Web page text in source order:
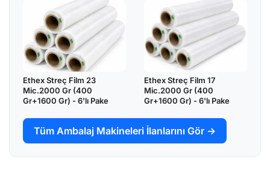
Ethex Streç Film 23
Mic.2000 Gr (400
Gr+1600 Gr) - 6'lı Pake
Ethex Streç Film 17
Mic.2000 Gr (400
Gr+1600 Gr) - 6'lı Pake
Tüm Ambalaj Makineleri İlanlarını Gör →